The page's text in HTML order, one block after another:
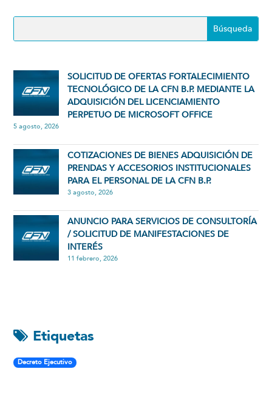
SOLICITUD DE OFERTAS FORTALECIMIENTO
TECNOLÓGICO DE LA CFN B.P. MEDIANTE LA
ADQUISICIÓN DEL LICENCIAMIENTO
PERPETUO DE MICROSOFT OFFICE
5 agosto, 2026
COTIZACIONES DE BIENES ADQUISICIÓN DE
PRENDAS Y ACCESORIOS INSTITUCIONALES
PARA EL PERSONAL DE LA CFN B.P.
3 agosto, 2026
ANUNCIO PARA SERVICIOS DE CONSULTORÍA
/ SOLICITUD DE MANIFESTACIONES DE
INTERÉS
11 febrero, 2026
Etiquetas
Decreto Ejecutivo